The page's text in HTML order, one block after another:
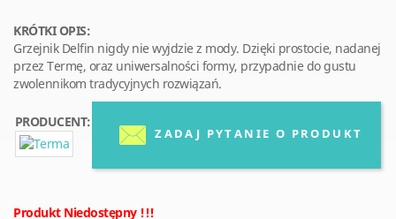
KRÓTKI OPIS:
Grzejnik Delfin nigdy nie wyjdzie z mody. Dzięki prostocie, nadanej
przez Termę, oraz uniwersalności formy, przypadnie do gustu
zwolennikom tradycyjnych rozwiązań.
PRODUCENT:
ZADAJ PYTANIE O PRODUKT
Produkt Niedostępny !!!